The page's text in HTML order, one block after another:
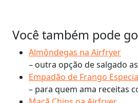
Você também pode
Almôndegas na Airfryer
– outra opção de salgado
Empadão de Frango
– para quem ama receitas